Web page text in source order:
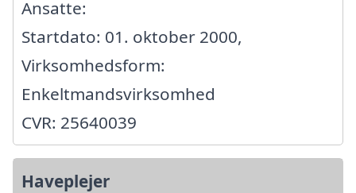
Ansatte:
Startdato: 01. oktober 2000,
Virksomhedsform:
Enkeltmandsvirksomhed
CVR: 25640039
Haveplejer